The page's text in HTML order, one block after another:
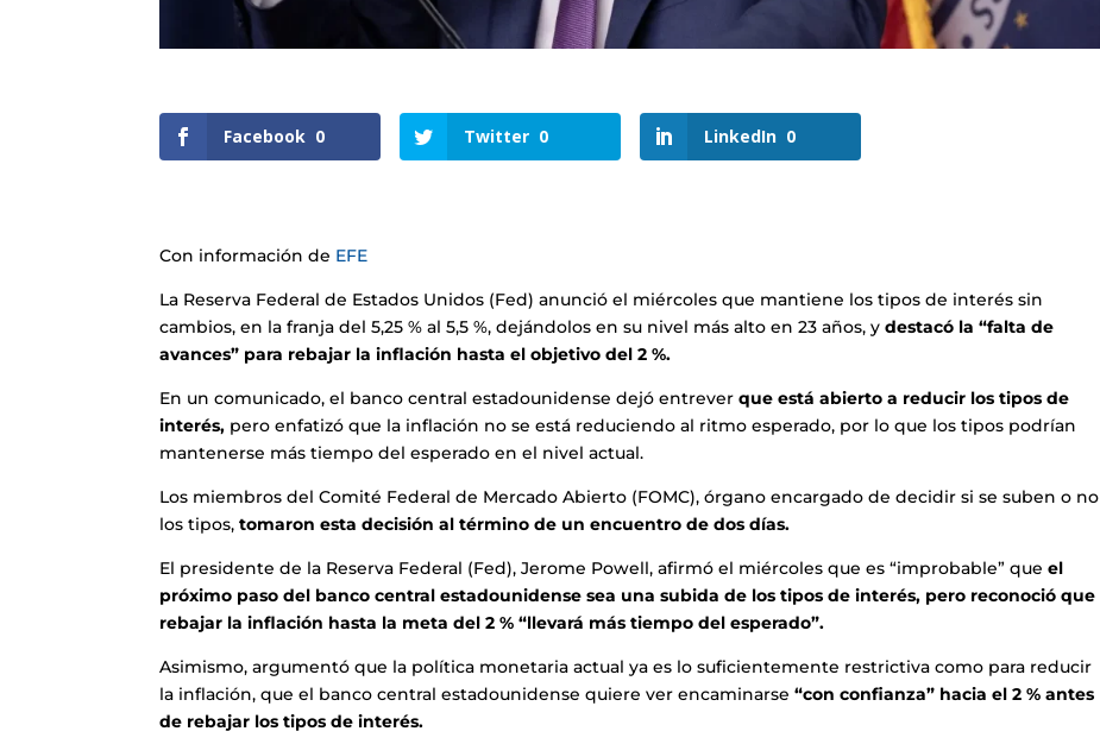
Facebook 0 Twitter 0 LinkedIn 0
Con información de EFE
La Reserva Federal de Estados Unidos (Fed) anunció el miércoles que mantiene los tipos de interés sin
cambios, en la franja del 5,25 % al 5,5 %, dejándolos en su nivel más alto en 23 años, y destacó la “falta de
avances” para rebajar la inflación hasta el objetivo del 2 %.
En un comunicado, el banco central estadounidense dejó entreverque está abierto a reducir los tipos de
interés, pero enfatizó que la inflación no se está reduciendo al ritmo esperado, por lo que los tipos podrían
mantenerse más tiempo del esperado en el nivel actual.
Los miembros del Comité Federal de Mercado Abierto (FOMC), órgano encargado de decidir si se suben o no
los tipos, tomaron esta decisión al término de un encuentro de dos días.
El presidente de la Reserva Federal (Fed), Jerome Powell, afirmó el miércoles que es “improbable” queel
próximo paso del banco central estadounidense sea una subida de los tipos de interés, pero reconoció que
rebajar la inflación hasta la meta del 2 % “llevará más tiempo del esperado”.
Asimismo, argumentó que la política monetaria actual ya es lo suficientemente restrictiva como para reducir
la inflación, que el banco central estadounidense quiere ver encaminarse“con confianza” hacia el 2 % antes
de rebajar los tipos de interés.